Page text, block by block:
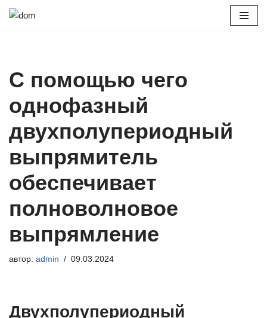
С помощью чего
однофазный
двухполупериодный
выпрямитель
обеспечивает
полноволновое
выпрямление
автор: admin 09.03.2024
Двухполупериодный